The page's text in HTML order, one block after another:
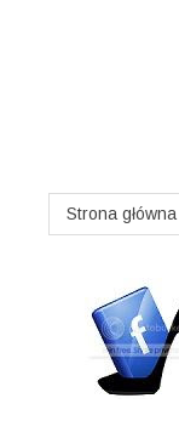
Strona główna